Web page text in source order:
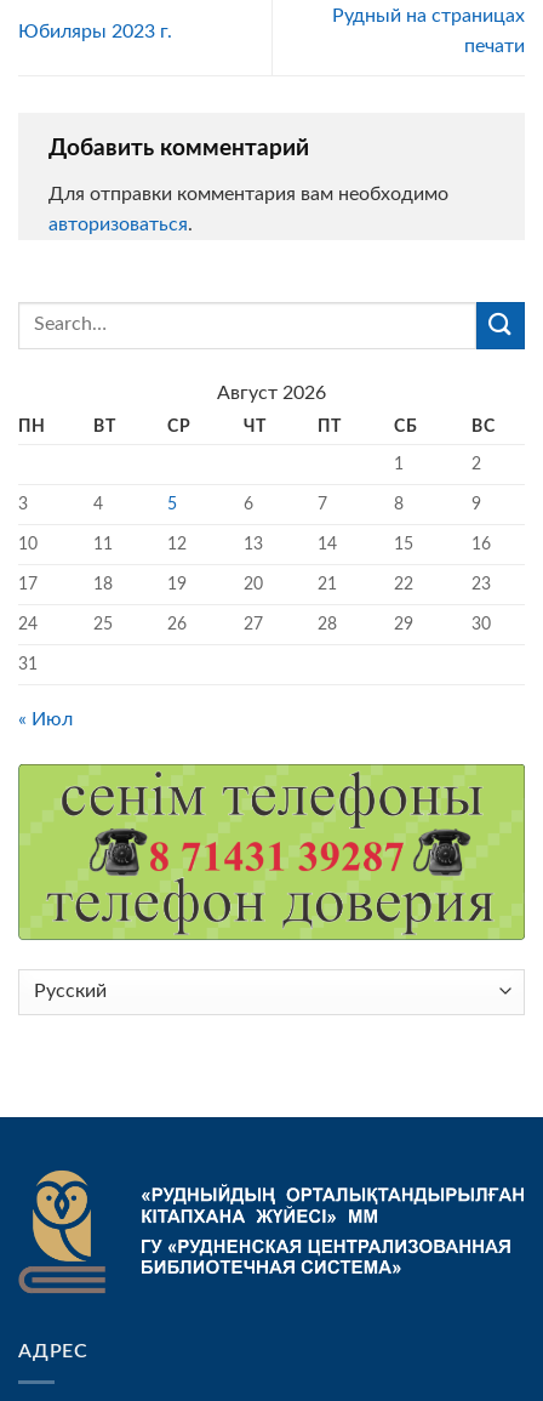
Юбиляры 2023 г.
Рудный на страницах
печати
Добавить комментарий
Для отправки комментария вам необходимо
авторизоваться.
Август 2026
ПН ВТ СР ЧТ ПТ СБ ВС
1 2
3 4 5 6 7 8 9
10 11 12 13 14 15 16
17 18 19 20 21 22 23
24 25 26 27 28 29 30
31
« Июл
Выбрать
АДРЕС